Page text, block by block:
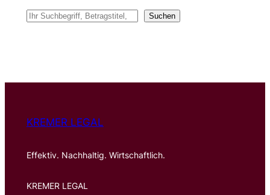
S
n
Suchen
KREMER LEGAL
Effektiv. Nachhaltig. Wirtschaftlich.
KREMER LEGAL